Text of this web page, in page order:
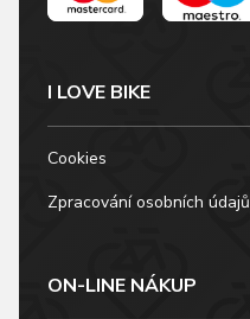
I LOVE BIKE
Cookies
Zpracování osobních údajů
ON-LINE NÁKUP